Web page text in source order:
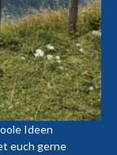
Ideen
euch gerne